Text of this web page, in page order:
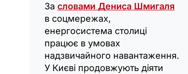
За словами Дениса Шмигаля
в соцмережах,
енергосистема столиці
працює в умовах
надзвичайного навантаження.
У Києві продовжують діяти